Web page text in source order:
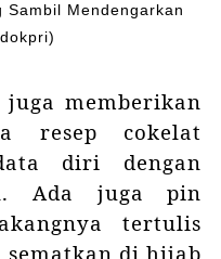
Sambil Mendengarkan
memberikan
resep cokelat
diri dengan
Ada juga pin
tertulis
sematkan di hijab